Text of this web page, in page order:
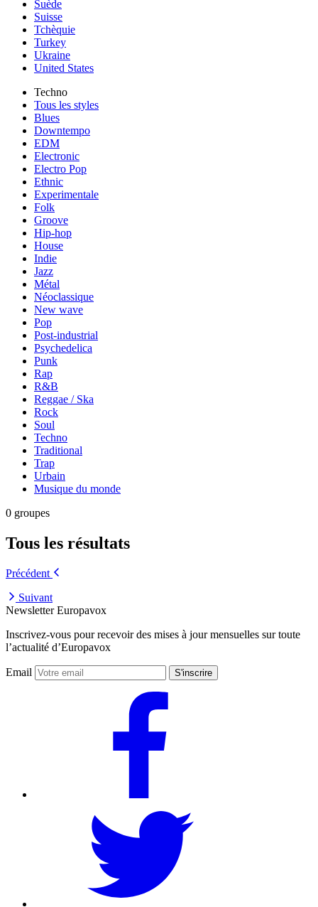
Suède
Suisse
Tchèquie
Turkey
Ukraine
United States
Techno
Tous les styles
Blues
Downtempo
EDM
Electronic
Electro Pop
Ethnic
Experimentale
Folk
Groove
Hip-hop
House
Indie
Jazz
Métal
Néoclassique
New wave
Pop
Post-industrial
Psychedelica
Punk
Rap
R&B
Reggae / Ska
Rock
Soul
Techno
Traditional
Trap
Urbain
Musique du monde
0 groupes
Tous les résultats
Précédent
Suivant
Newsletter Europavox
Inscrivez-vous pour recevoir des mises à jour mensuelles sur toute
l’actualité d’Europavox
Email S'inscrire